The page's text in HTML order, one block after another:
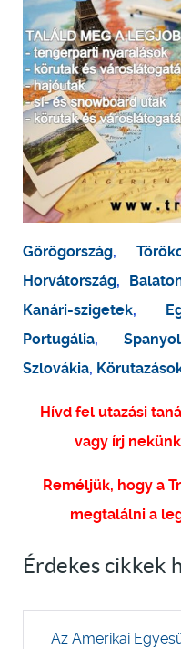
Görögország,
Horvátország,
Kanári-szigetek,
Portugália,
Szlovákia,
Hívd fel utazási
vagy írj
Reméljük, hogy a
megtalálni a
Érdekes cikkek
Az Amerikai